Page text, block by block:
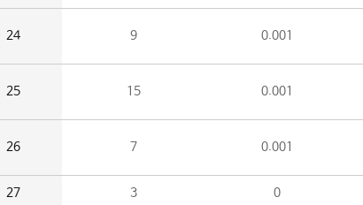
24 9 0.001
25 15 0.001
26 7 0.001
27 3 0